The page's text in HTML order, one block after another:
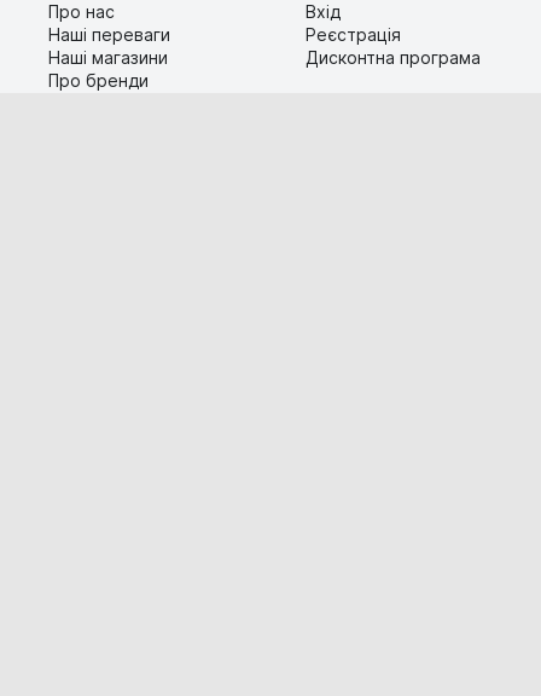
Про нас
Наші переваги
Наші магазини
Про бренди
Вхід
Реєстрація
Дисконтна програма